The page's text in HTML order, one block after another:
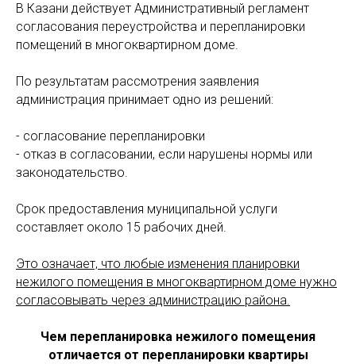
В Казани действует Административный регламент
согласования переустройства и перепланировки
помещений в многоквартирном доме.
По результатам рассмотрения заявления
администрация принимает одно из решений:
- согласование перепланировки
- отказ в согласовании, если нарушены нормы или
законодательство.
Срок предоставления муниципальной услуги
составляет около 15 рабочих дней.
Это означает, что любые изменения планировки
нежилого помещения в многоквартирном доме нужно
согласовывать через администрацию района.
Чем перепланировка нежилого помещения
отличается от перепланировки квартиры